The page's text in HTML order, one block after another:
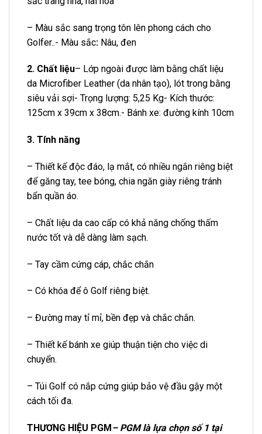
– Màu sắc sang trọng tôn lên phong cách cho
Golfer..- Màu sắc: Nâu, đen
2. Chất liệu– Lớp ngoài được làm bằng chất liệu
da Microfiber Leather (da nhân tạo), lót trong bằng
siêu vải sợi- Trọng lượng: 5,25 Kg- Kích thước:
125cm x 39cm x 38cm.- Bánh xe: đường kính 10cm
3. Tính năng
– Thiết kế độc đáo, lạ mắt, có nhiều ngắn riêng biệt
để găng tay, tee bóng, chia ngăn giày riêng tránh
bẩn quần áo.
– Chất liệu da cao cấp có khả năng chống thấm
nước tốt và dễ dàng làm sạch.
– Tay cầm cứng cáp, chắc chắn
– Có khóa để ô Golf riêng biệt.
– Đường may tỉ mỉ, bền đẹp và chắc chắn.
– Thiết kế bánh xe giúp thuận tiện cho việc di
chuyển.
– Túi Golf có nắp cứng giúp bảo vệ đầu gậy một
cách tối đa.
THƯƠNG HIỆU PGM– PGM là lựa chọn số 1 tại